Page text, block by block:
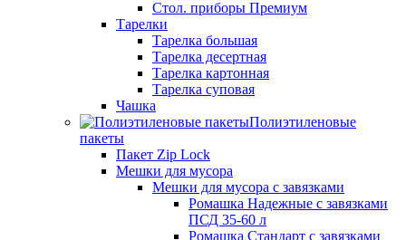
Стол. приборы Премиум
Тарелки
Тарелка большая
Тарелка десертная
Тарелка картонная
Тарелка суповая
Чашка
Полиэтиленовые
пакеты
Пакет Zip Lock
Мешки для мусора
Мешки для мусора с завязками
Ромашка Надежные с завязками
ПСД 35-60 л
Ромашка Стандарт с завязками